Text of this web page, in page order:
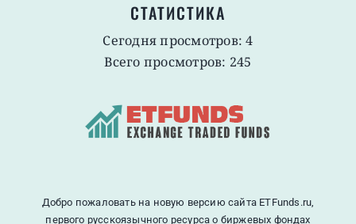
СТАТИСТИКА
Сегодня просмотров: 4
Всего просмотров: 245
Добро пожаловать на новую версию сайта ETFunds.ru,
первого русскоязычного ресурса о биржевых фондах